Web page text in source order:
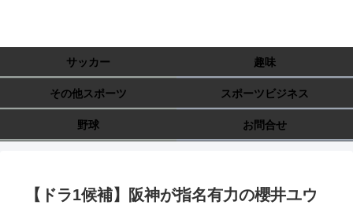
サッカー 趣味
その他スポーツ スポーツビジネス
野球 お問合せ
【ドラ1候補】阪神が指名有力の櫻井ユウ